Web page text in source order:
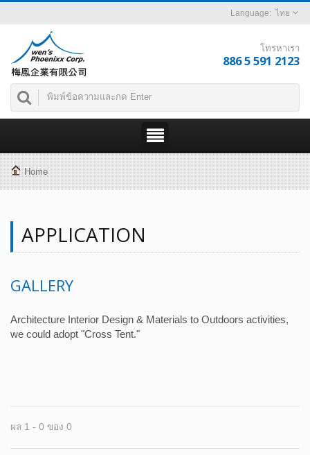
ไทย
โทรหาเรา
886 5 591 2123
Home
APPLICATION
GALLERY
Architecture Interior Design & Materials to Outdoors activities,
we could adopt "Cross Tent."
ผล 1 - 0 ของ 0